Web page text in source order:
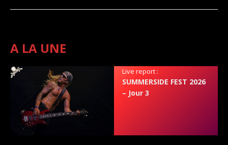
A LA UNE
Live report :
SUMMERSIDE FEST 2026
– Jour 3